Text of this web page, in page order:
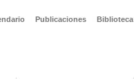
Publicaciones Biblioteca